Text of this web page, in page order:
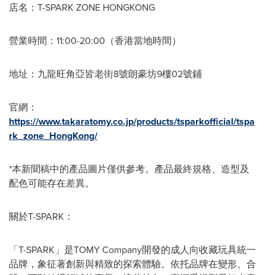
店名：T-SPARK ZONE HONGKONG
營業時間：11:00-20:00（香港當地時間）
地址：九龍旺角亞皆老街8號朗豪坊9樓02號鋪
官網：
https://www.takaratomy.co.jp/products/tsparkofficial/tspa
rk_zone_HongKong/
*本新聞稿中的產品圖片僅供參考。產品最終規格、造型及
配色可能存在差異。
關於T-SPARK：
「T-SPARK」是TOMY Company開發的成人向收藏玩具統一
品牌，象征著創新與精致的探索體驗。依托品牌在變形、合